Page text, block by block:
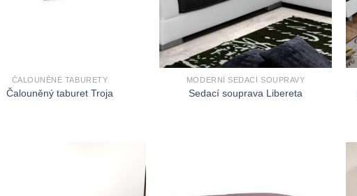
ČALOUNĚNÉ TABURETY
Čalouněný taburet Troja
MODERNÍ SEDACÍ SOUPRAVY
Sedací souprava Libereta